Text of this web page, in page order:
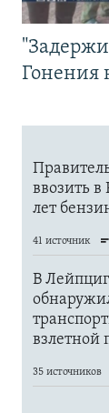
Гонения